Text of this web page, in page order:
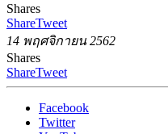
Shares
ShareTweet
14 พฤศจิกายน 2562
Shares
ShareTweet
Facebook
Twitter